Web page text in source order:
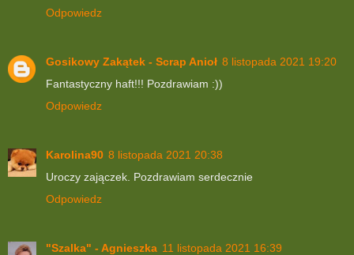
Odpowiedz
Gosikowy Zakątek - Scrap Anioł 8 listopada 2021 19:20
Fantastyczny haft!!! Pozdrawiam :))
Odpowiedz
Karolina90 8 listopada 2021 20:38
Uroczy zajączek. Pozdrawiam serdecznie
Odpowiedz
"Szalka" - Agnieszka 11 listopada 2021 16:39